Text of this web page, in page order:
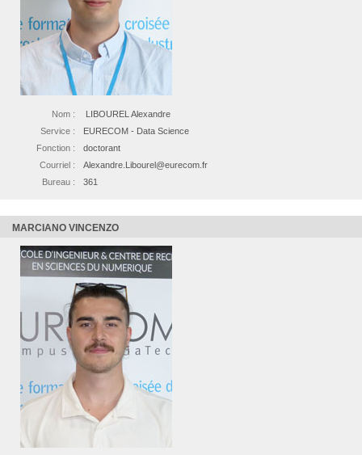
Nom :
LIBOUREL Alexandre
Service :
EURECOM - Data Science
Fonction :
doctorant
Courriel :
Alexandre.Libourel@eurecom.fr
Bureau :
361
MARCIANO VINCENZO